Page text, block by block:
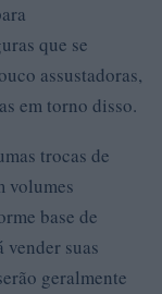
que se
assustadoras,
em torno disso.
trocas de
volumes
base de
suas
geralmente